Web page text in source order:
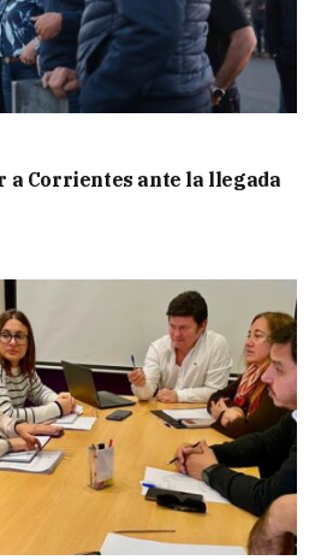
a Corrientes ante la llegada